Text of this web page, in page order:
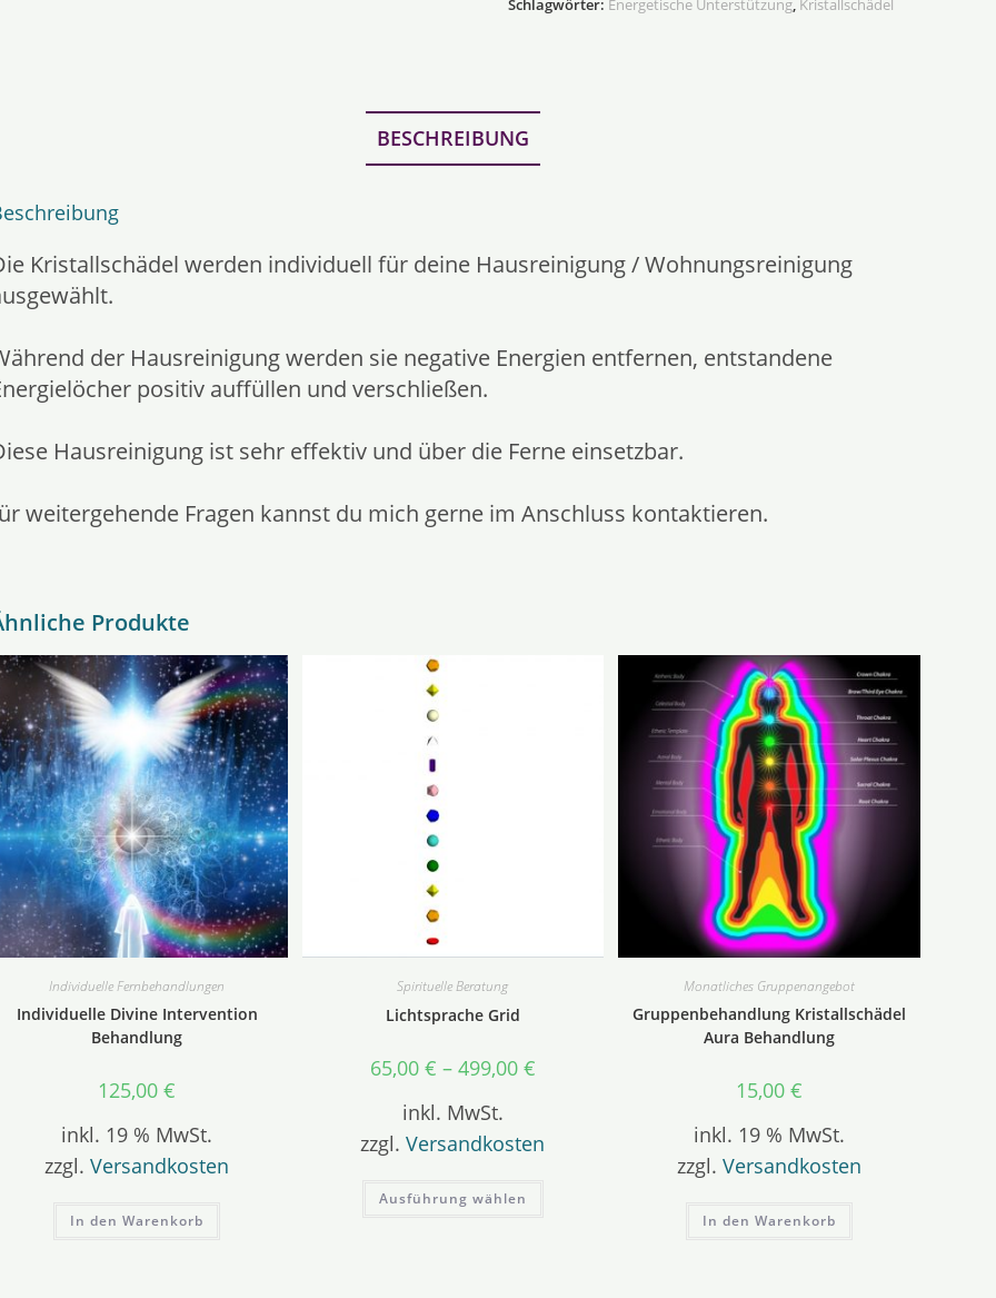
Schlagwörter: Energetische Unterstützung, Kristallschädel
BESCHREIBUNG
Kristallschädel werden individuell für deine Hausreinigung / Wohnungsreinigung
der Hausreinigung werden sie negative Energien entfernen, entstandene
positiv auffüllen und verschließen.
Hausreinigung ist sehr effektiv und über die Ferne einsetzbar.
weitergehende Fragen kannst du mich gerne im Anschluss kontaktieren.
Produkte
Individuelle Fernbehandlungen
Individuelle Divine Intervention
Behandlung
125,00€
inkl. 19 % MwSt.
zzgl.Versandkosten
In den Warenkorb
Spirituelle Beratung
Lichtsprache Grid
65,00 € – 499,00 €
inkl. MwSt.
zzgl.Versandkosten
Ausführung wählen
Monatliches Gruppenangebot
Gruppenbehandlung Kristallschädel
Aura Behandlung
15,00 €
inkl. 19 % MwSt.
zzgl. Versandkosten
In den Warenkorb